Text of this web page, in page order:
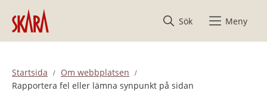
Hoppa till innehåll
Sök
Meny
Startsida
Om webbplatsen
Rapportera fel eller lämna synpunkt på sidan